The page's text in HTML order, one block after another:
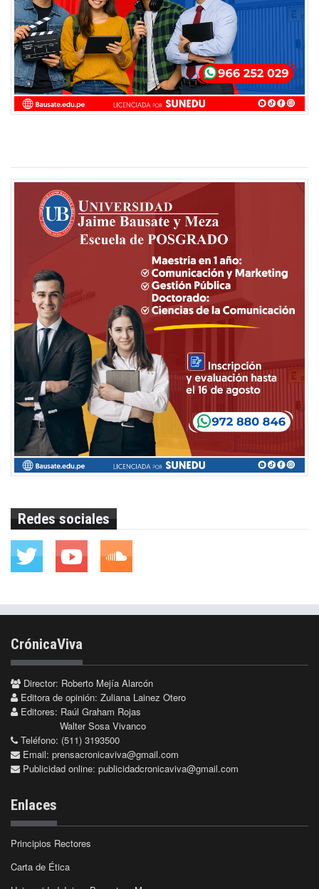
Redes sociales
CrónicaViva
Director: Roberto Mejía Alarcón
Editora de opinión: Zuliana Lainez Otero
Editores: Raúl Graham Rojas
Walter Sosa Vivanco
Teléfono: (511) 3193500
Email: prensacronicaviva@gmail.com
Publicidad online: publicidadcronicaviva@gmail.com
Enlaces
Principios Rectores
Carta de Ética